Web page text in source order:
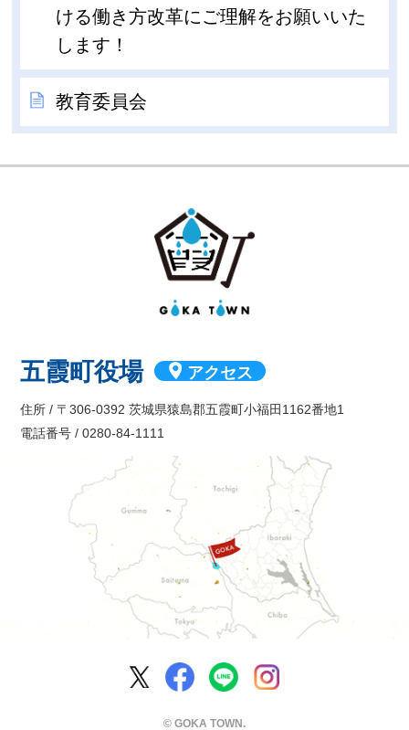
ける働き方改革にご理解をお願いいた
します！
教育委員会
五霞町役場 アクセス
住所 / 〒306-0392 茨城県猿島郡五霞町小福田1162番地1
電話番号 / 0280-84-1111
五霞町公式X五霞町公式Facebook
五霞町公式LINE
© GOKA TOWN.